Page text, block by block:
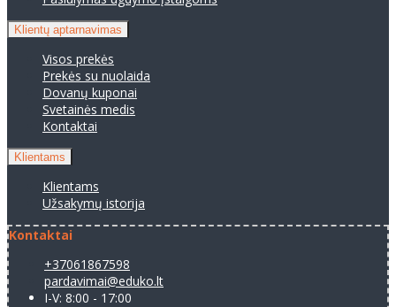
Klientų aptarnavimas
Visos prekės
Prekės su nuolaida
Dovanų kuponai
Svetainės medis
Kontaktai
Klientams
Klientams
Užsakymų istorija
Kontaktai
+37061867598
pardavimai@eduko.lt
I-V: 8:00 - 17:00